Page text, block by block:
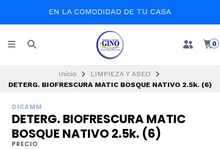
EN LA COMODIDAD DE TU CASA
0
Inicio
LIMPIEZA Y ASEO
DETERG. BIOFRESCURA MATIC BOSQUE NATIVO 2.5k. (6)
DICAMM
DETERG. BIOFRESCURA MATIC
BOSQUE NATIVO 2.5k. (6)
PRECIO